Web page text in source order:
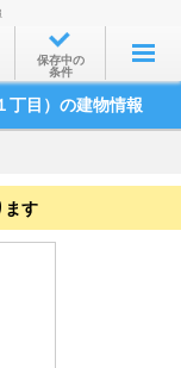
ら
保存中の
条件
目）の建物情報
ます